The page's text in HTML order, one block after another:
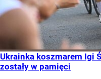
Ukrainka koszmarem Igi
zostały w pamięci